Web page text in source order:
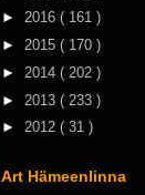
► 2016 ( 161 )
► 2015 ( 170 )
► 2014 ( 202 )
► 2013 ( 233 )
► 2012 ( 31 )
Art Hämeenlinna